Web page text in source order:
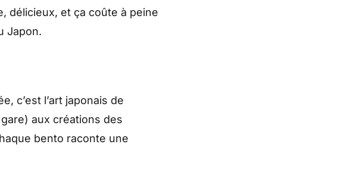
délicieux, et ça coûte à peine
Japon.
c’est l’art japonais de
aux créations des
bento raconte une